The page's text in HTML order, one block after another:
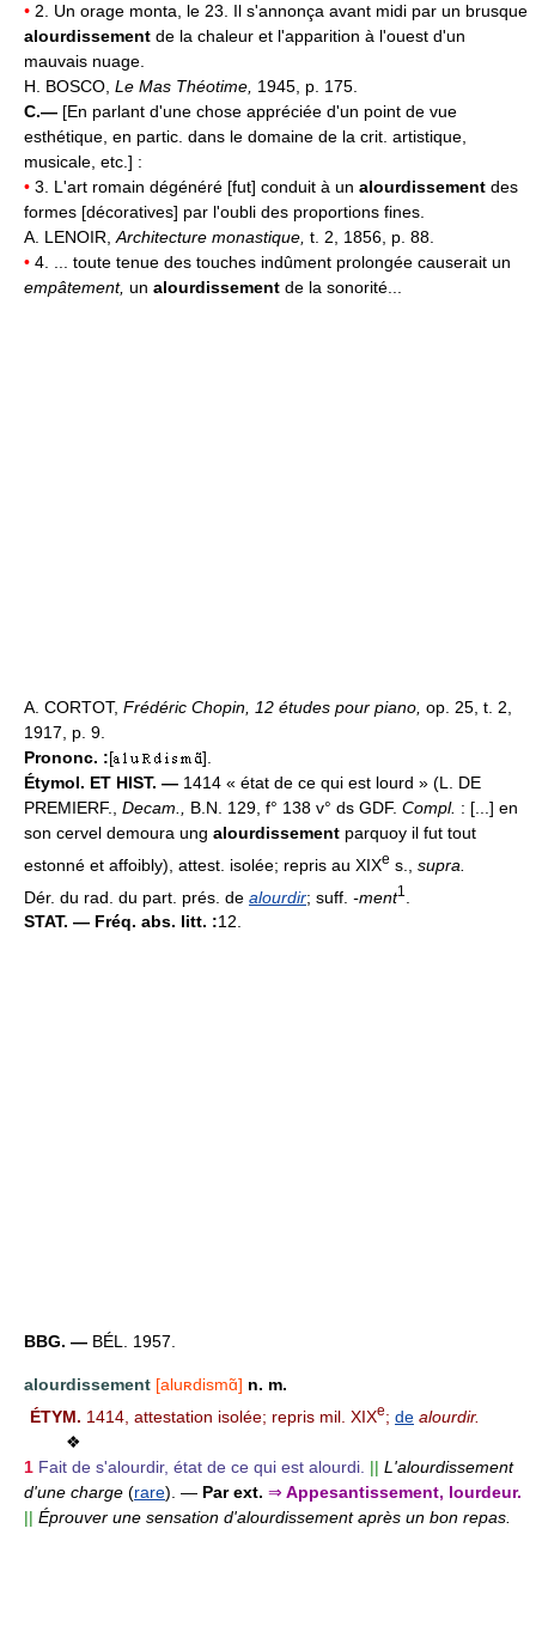
• 2. Un orage monta, le 23. Il s'annonça avant midi par un brusque
alourdissement de la chaleur et l'apparition à l'ouest d'un
mauvais nuage.
H. BOSCO, Le Mas Théotime, 1945, p. 175.
C.— [En parlant d'une chose appréciée d'un point de vue
esthétique, en partic. dans le domaine de la crit. artistique,
musicale, etc.] :
• 3. L'art romain dégénéré [fut] conduit à un alourdissement des
formes [décoratives] par l'oubli des proportions fines.
A. LENOIR, Architecture monastique, t. 2, 1856, p. 88.
• 4. ... toute tenue des touches indûment prolongée causerait un
empâtement, un alourdissement de la sonorité...
A. CORTOT, Frédéric Chopin, 12 études pour piano, op. 25, t. 2,
1917, p. 9.
Prononc. :[
].
Étymol. ET HIST. — 1414 « état de ce qui est lourd » (L. DE
PREMIERF., Decam., B.N. 129, f° 138 v° ds GDF. Compl. : [...] en
son cervel demoura ung alourdissement parquoy il fut tout
estonné et affoibly), attest. isolée; repris au XIXe s., supra.
Dér. du rad. du part. prés. de alourdir; suff. -ment1
STAT. — Fréq. abs. litt. :12.
BBG. — BÉL. 1957.
alourdissement [aluʀdismɑ̃] n. m.
ÉTYM. 1414, attestation isolée; repris mil. XIXe; de alourdir.
❖
1 Fait de s'alourdir, état de ce qui est alourdi. || L'alourdissement
d'une charge (rare). — Par ext. ⇒ Appesantissement, lourdeur.
|| Éprouver une sensation d'alourdissement après un bon repas.